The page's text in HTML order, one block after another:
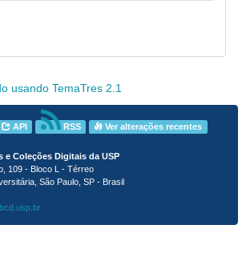
usando TemaTres 2.1
API RSS Ver alterações recentes
e Coleções Digitais da USP
109 - Bloco L - Térreo
São Paulo, SP - Brasil